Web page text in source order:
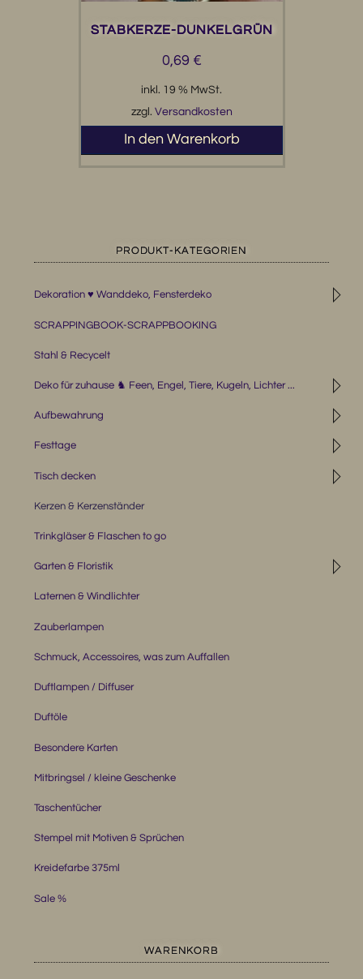
STABKERZE-DUNKELGRÜN
0,69 €
inkl. 19 % MwSt.
zzgl. Versandkosten
In den Warenkorb
PRODUKT-KATEGORIEN
◹
Dekoration ♥ Wanddeko, Fensterdeko
SCRAPPINGBOOK-SCRAPPBOOKING
Stahl & Recycelt
◹
Deko für zuhause ♞ Feen, Engel, Tiere, Kugeln, Lichter ...
◹
Aufbewahrung
◹
Festtage
◹
Tisch decken
Kerzen & Kerzenständer
Trinkgläser & Flaschen to go
◹
Garten & Floristik
Laternen & Windlichter
Zauberlampen
Schmuck, Accessoires, was zum Auffallen
Duftlampen / Diffuser
Duftöle
Besondere Karten
Mitbringsel / kleine Geschenke
Taschentücher
Stempel mit Motiven & Sprüchen
Kreidefarbe 375ml
Sale %
WARENKORB